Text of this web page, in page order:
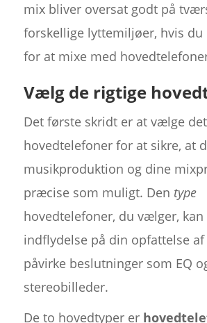
mix bliver oversat godt på
forskellige lyttemiljøer, hvis
for at mixe med
Vælg de rigtige
Det første skridt er at vælge
hovedtelefoner for at sikre, at
musikproduktion og dine
præcise som muligt. Den type
hovedtelefoner, du vælger, kan
indflydelse på din opfattelse
påvirke beslutninger som EQ
stereobilleder.
De to hovedtyper er